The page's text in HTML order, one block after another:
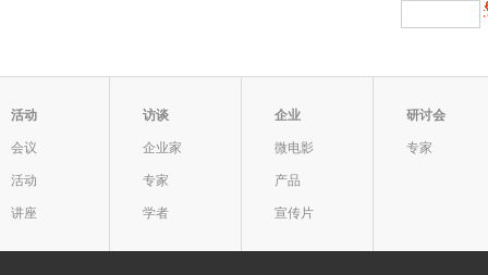
活动
会议
活动
讲座
访谈
企业家
专家
学者
企业
微电影
产品
宣传片
研讨会
专家